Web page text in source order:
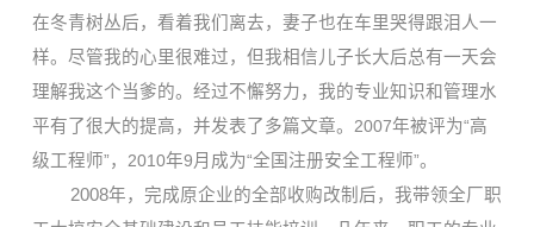
在冬青树丛后，看着我们离去，妻子也在车里哭得跟泪人一
样。尽管我的心里很难过，但我相信儿子长大后总有一天会
理解我这个当爹的。经过不懈努力，我的专业知识和管理水
平有了很大的提高，并发表了多篇文章。 2007年被评为“高
级工程师”， 2010年9月成为“全国注册安全工程师”。
2008年，完成原企业的全部收购改制后，我带领全厂职